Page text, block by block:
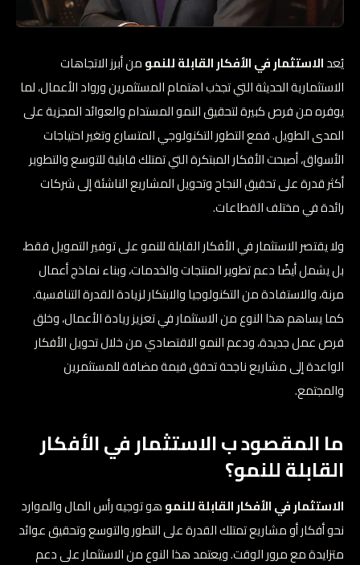
يُعدالاستثمار في الأفكار القابلة للنمومن أبرز الاتجاهات
الاستثمارية الحديثة التي تجذب اهتمام المستثمرين ورواد الأعمال، لما
يوفره من فرص كبيرة لتحقيق النمو المستدام والعوائد المجزية على
المدى الطويل. فمع التطور التكنولوجي المتسارع وتغير احتياجات
الأسواق، أصبحت الأفكار المبتكرة التي تمتلك قابلية للتوسع والتطوير
أكثر قدرة على تحقيق النجاح وتحويل المشاريع الناشئة إلى شركات
رائدة في مختلف القطاعات.
ولا يقتصر الاستثمار في الأفكار القابلة للنمو على توفير التمويل فقط،
بل يشمل أيضًا دعم تطوير المنتجات والخدمات، وبناء نماذج أعمال
مرنة، والاستفادة من التكنولوجيا والابتكار لزيادة القدرة التنافسية.
كما يساهم هذا النوع من الاستثمار في تعزيز ريادة الأعمال، وخلق
فرص عمل جديدة، ودعم النمو الاقتصادي من خلال تحويل الأفكار
الواعدة إلى مشاريع ناجحة تحقق قيمة مضافة للمستثمرين
والمجتمع.
ما المقصود ب الاستثمار في الأفكار
القابلة للنمو؟
الاستثمار في الأفكار القابلة للنموهو توجيه رأس المال والموارد
نحو أفكار أو مشاريع تمتلك القدرة على التطور والتوسع وتحقيق عوائد
متزايدة مع مرور الوقت. ويعتمد هذا النوع من الاستثمار على دعم